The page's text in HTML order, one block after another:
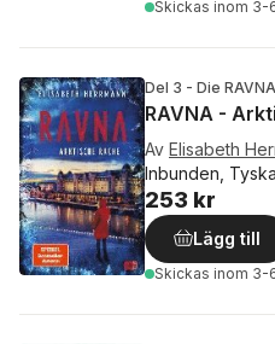
Skickas inom 3-
Del 3 - Die
RAVNA -
Av Elisabeth
Inbunden,
253 kr
Lägg till
Skickas inom 3-